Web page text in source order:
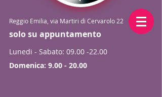
Lunedi - Sabato: 09.00 -22.00
Domenica: 9.00 - 20.00
Reggio Emilia, via Martiri di Cervarolo 22
solo su appuntamento